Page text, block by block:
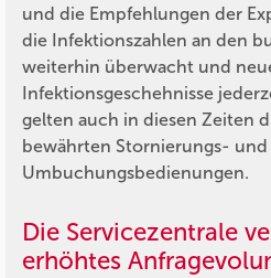
und die Empfehlungen der
die Infektionszahlen an den
weiterhin überwacht und
Infektionsgeschehnisse
gelten auch in diesen Zeiten
bewährten Stornierungs- und
Umbuchungsbedienungen.
Die Servicezentrale
erhöhtes